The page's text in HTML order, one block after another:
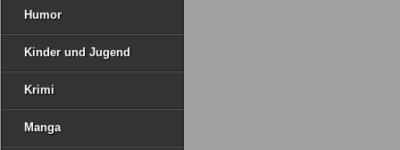
Humor
Kinder und Jugend
Krimi
Manga